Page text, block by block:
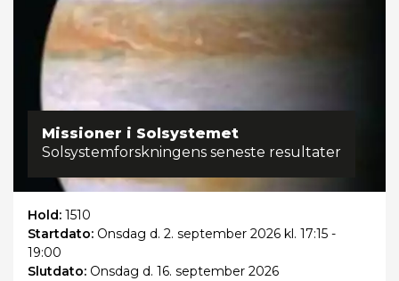
Missioner i Solsystemet
Solsystemforskningens seneste resultater
Hold: 1510
Startdato: Onsdag d. 2. september 2026 kl. 17:15 -
19:00
Slutdato: Onsdag d. 16. september 2026